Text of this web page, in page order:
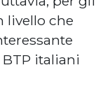
livello che
italiani